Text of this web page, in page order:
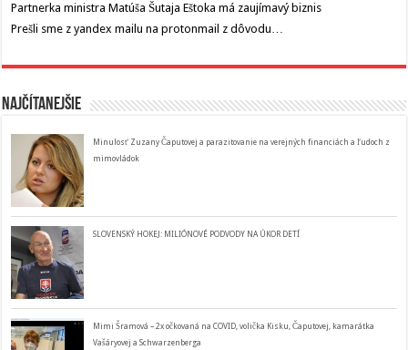
Partnerka ministra Matúša Šutaja Eštoka má zaujímavý biznis
Prešli sme z yandex mailu na protonmail z dôvodu…
Najčítanejšie
Minulosť Zuzany Čaputovej a parazitovanie na verejných financiách a ľudoch z
mimovládok
SLOVENSKÝ HOKEJ: MILIÓNOVÉ PODVODY NA ÚKOR DETÍ
Mimi Šramová – 2x očkovaná na COVID, volička Kisku, Čaputovej, kamarátka
Vašáryovej a Schwarzenberga